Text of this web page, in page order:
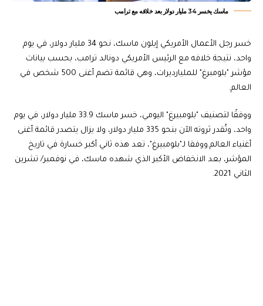
ماسك يخسر 34 مليار دولار بعد خلافه مع ترامب
خسر رجل الأعمال الأمريكي إيلون ماسك، نحو 34 مليار دولار، في يوم
واحد، نتيجة خلافه مع الرئيس الأمريكي دونالد ترامب، بحسب بيانات
مؤشر "بلومبرغ" للمليارديرات، وهي قائمة تضم أغنى 500 شخص في
العالم.
ووفقًا لتصنيف "بلومبيرغ" اليومي، خسر ماسك 33.9 مليار دولار، في يوم
واحد، وتُقدر ثروته الآن بنحو 335 مليار دولار، ولا يزال يتصدر قائمة أغنى
أغنياء العالم.ووفقا لـ"بلومبيرغ"، تعد هذه ثاني أكبر خسارة في تاريخ
المؤشر، بعد الانخفاض الأكبر الذي شهده ماسك، في نوفمبر/ تشرين
الثاني 2021.